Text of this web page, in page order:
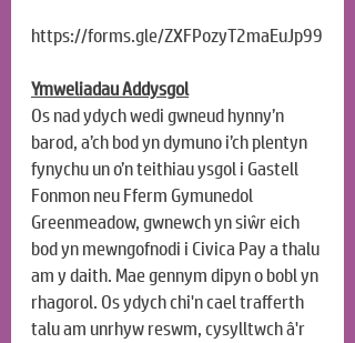
https://forms.gle/ZXFPozyT2maEuJp99
Ymweliadau Addysgol
Os nad ydych wedi gwneud hynny’n
barod, a’ch bod yn dymuno i’ch plentyn
fynychu un o’n teithiau ysgol i Gastell
Fonmon neu Fferm Gymunedol
Greenmeadow, gwnewch yn siŵr eich
bod yn mewngofnodi i Civica Pay a thalu
am y daith. Mae gennym dipyn o bobl yn
rhagorol. Os ydych chi'n cael trafferth
talu am unrhyw reswm, cysylltwch â'r